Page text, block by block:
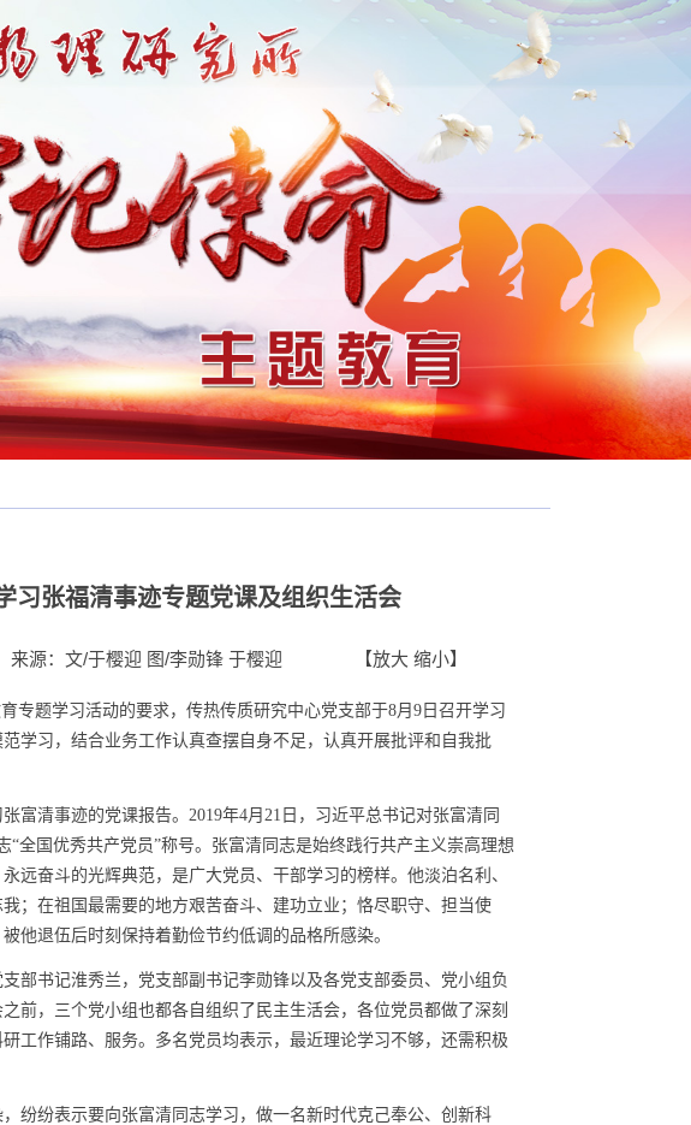
习张福清事迹专题党课及组织生活会
来源：文/于樱迎 图/李勋锋 于樱迎 【放大 缩小】
专题学习活动的要求，传热传质研究中心党支部于8月9 日召开学习
学习，结合业务工作认真查摆自身不足，认真开展批评和自我批
富清事迹的党课报告。 2019年4月 21 日，习近平总书记对张富清同
“全国优秀共产党员”称号。张富清同志是始终践行共产主义崇高理想
远奋斗的光辉典范，是广大党员、干部学习的榜样。他淡泊名利、
；在祖国最需要的地方艰苦奋斗、建功立业；恪尽职守、担当使
他退伍后时刻保持着勤俭节约低调的品格所感染。
部书记淮秀兰，党支部副书记李勋锋以及各党支部委员、党小组 负
前，三个党小组也都各自组织了民主生活会，各位党员都做了深刻
工作铺路、服务。多名党员均表示，最近理论学习不够，还需积极
纷纷表示要向张富清同志学习，做一名新时代克己奉公、创新科